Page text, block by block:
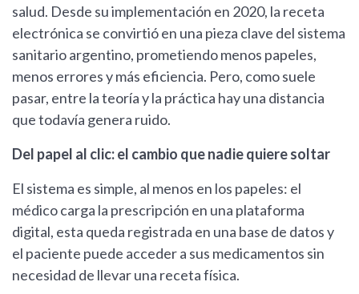
salud. Desde su implementación en 2020, la receta
electrónica se convirtió en una pieza clave del sistema
sanitario argentino, prometiendo menos papeles,
menos errores y más eficiencia. Pero, como suele
pasar, entre la teoría y la práctica hay una distancia
que todavía genera ruido.
Del papel al clic: el cambio que nadie quiere soltar
El sistema es simple, al menos en los papeles: el
médico carga la prescripción en una plataforma
digital, esta queda registrada en una base de datos y
el paciente puede acceder a sus medicamentos sin
necesidad de llevar una receta física.